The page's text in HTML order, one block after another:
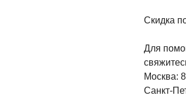
Скидка
Для
Москва:
Санкт-